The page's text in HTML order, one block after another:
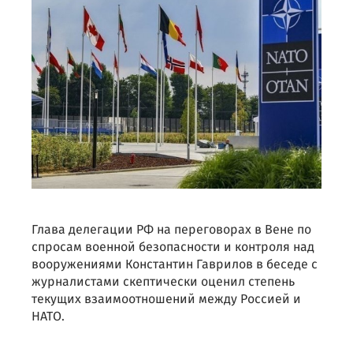
Глава делегации РФ на переговорах в Вене по
спросам военной безопасности и контроля над
вооружениями Константин Гаврилов в беседе с
журналистами скептически оценил степень
текущих взаимоотношений между Россией и
НАТО.